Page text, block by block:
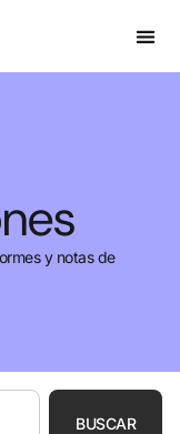
y notas de
BUSCAR